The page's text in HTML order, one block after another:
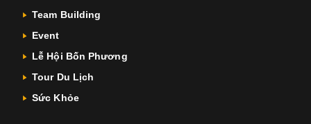
Team Building
Event
Lễ Hội Bốn Phương
Tour Du Lịch
Sức Khỏe